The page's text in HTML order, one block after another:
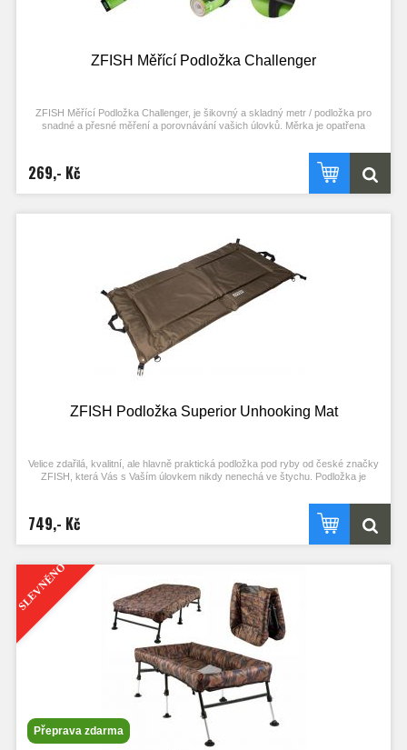
Rozměry ve složeném stavu: 87x140 mm
ZFISH Měřící Podložka Challenger
ZFISH Měřící Podložka Challenger, je šikovný a skladný metr / podložka pro
snadné a přesné měření a porovnávání vašich úlovků. Měrka je opatřena
vašich úlovků bude velice snadné. Navíc je naše podložka speciální v tom, že
design tvoří aktuální rybářské rekordy, takže hned uvidíte jak jste na tom v
porovnání se světovou špičkou .). Materiál podložky je vybrán v ideálním
před každým měřením řádně namočit, aby zbytečně nedošlo ke stírání rybího
Měřící podložka s dorazem od nuly pro snadné umístění a přesné
změření úlovku
Aretace suchým zipem kvůli přenosu a uskladnění
Originální design s rybářskými rekordy pro porovnání s Vaším úlovkem
Rozměry: 140 x 8 x 3 cm
269,- Kč
ZFISH Podložka Superior Unhooking Mat
Velice zdařilá, kvalitní, ale hlavně praktická podložka pod ryby od české značky
ZFISH, která Vás s Vaším úlovkem nikdy nenechá ve štychu. Podložka je
snadno se čistí a je velice šetrný k rybám. Podložka je ideálně vypolstrovaná,
tak aby nebyla příliš objemná, ale zároveň aby na ní byla ryba jako v bavlnce a
je ve své polovině přeložena, aby při transportu zabrala co nejméně místa.
podložky je navíc kovové očko, které slouží pro ukotvení podložky k zemi při
Kvalitní, odolný, rychleschnoucí a hladký povrch = snadná údržba a
šetrné k rybám
Jednoduchá manipulace díky praktickým uchům, poutkům a očkům
Ideální polstrování v poměru objemu při transportu a ochraně ulovených
ryb
Celkové rozměry: 130 x 65 x 3cm
Transportní rozměry: 65 x 65 x 6cm
749,- Kč
SLEVNĚNO
Přeprava zdarma